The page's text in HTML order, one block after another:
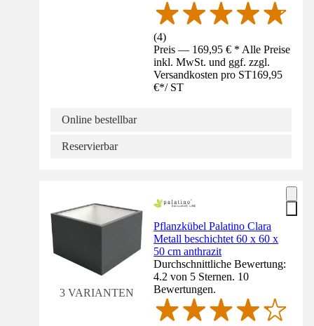
(4)
Preis — 169,95 € * Alle Preise
inkl. MwSt. und ggf. zzgl.
Versandkosten pro ST169,95
€*/ ST
Online bestellbar
Reservierbar
3 VARIANTEN
Pflanzkübel Palatino Clara
Metall beschichtet 60 x 60 x
50 cm anthrazit
Durchschnittliche Bewertung:
4.2 von 5 Sternen. 10
Bewertungen.